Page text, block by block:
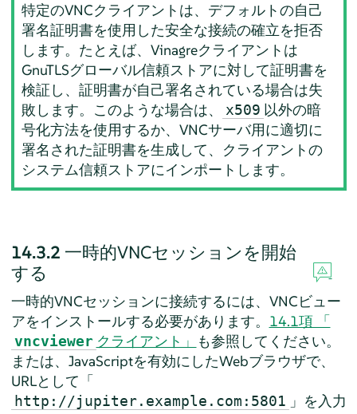
特定のVNCクライアントは、デフォルトの自己
署名証明書を使用した安全な接続の確立を拒否
します。たとえば、Vinagreクライアントは
GnuTLSグローバル信頼ストアに対して証明書を
検証し、証明書が自己署名されている場合は失
敗します。このような場合は、
x509 以外の暗
号化方法を使用するか、VNCサーバ用に適切に
署名された証明書を生成して、クライアントの
システム信頼ストアにインポートします。
14.3.2 一時的VNCセッションを開始
する
一時的VNCセッションに接続するには、VNCビュー
アをインストールする必要があります。 14.1項 「
vncviewer クライアント」 も参照してください。
または、JavaScriptを有効にしたWebブラウザで、
URLとして「
http://jupiter.example.com:5801 」を入力